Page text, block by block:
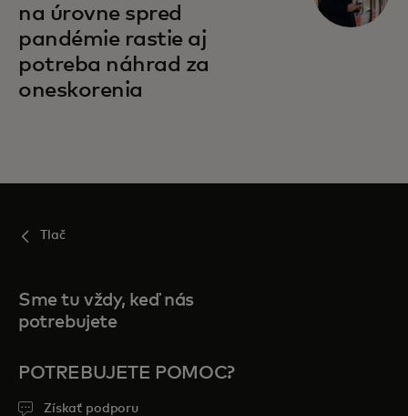
na úrovne spred
pandémie rastie aj
potreba náhrad za
oneskorenia
Tlač
Sme tu vždy, keď nás
potrebujete
POTREBUJETE POMOC?
Získať podporu